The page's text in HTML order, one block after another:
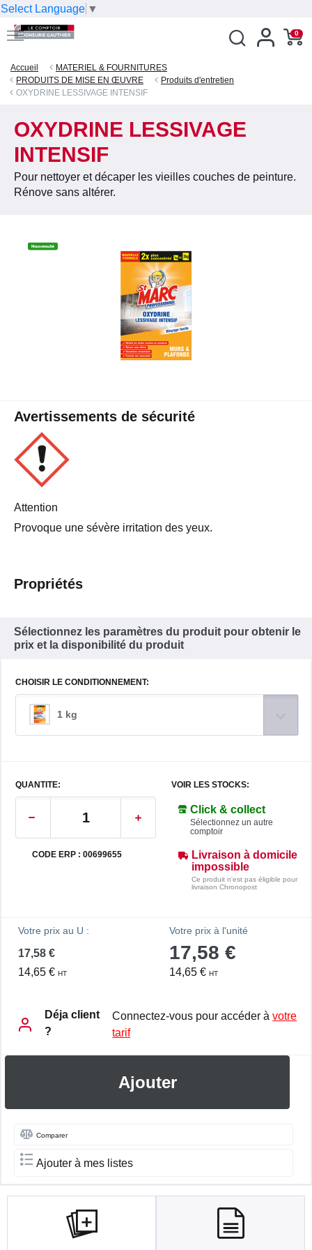
Select Language ▼
0
Accueil
MATERIEL & FOURNITURES
PRODUITS DE MISE EN ŒUVRE
Produits d'entretien
OXYDRINE LESSIVAGE INTENSIF
OXYDRINE LESSIVAGE
INTENSIF
Pour nettoyer et décaper les vieilles couches de peinture.
Rénove sans altérer.
Avertissements de sécurité
Attention
Provoque une sévère irritation des yeux.
Propriétés
Sélectionnez les paramètres du produit pour obtenir le
prix et la disponibilité du produit
CHOISIR LE CONDITIONNEMENT:
1 kg
QUANTITE:
CODE ERP : 00699655
VOIR LES STOCKS:
Click & collect
Sélectionnez un autre
comptoir
Livraison à domicile
impossible
Ce produit n'est pas éligible pour
livraison Chronopost
Votre prix au U :
17,58 €
14,65 € HT
Votre prix à l'unité
17,58 €
14,65 € HT
Déja client
?
Connectez-vous pour accéder àvotre
tarif
Ajouter
Comparer
Ajouter à mes listes